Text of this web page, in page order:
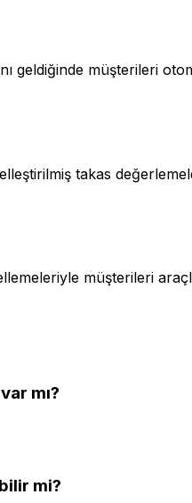
geldiğinde müşterileri
takas
müşterileri
mı?
mi?